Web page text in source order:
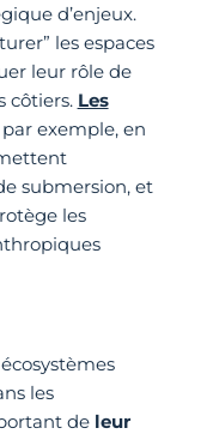
d’enjeux.
les espaces
leur rôle de
côtiers. Les
exemple, en
submersion, et
les
les
de leur